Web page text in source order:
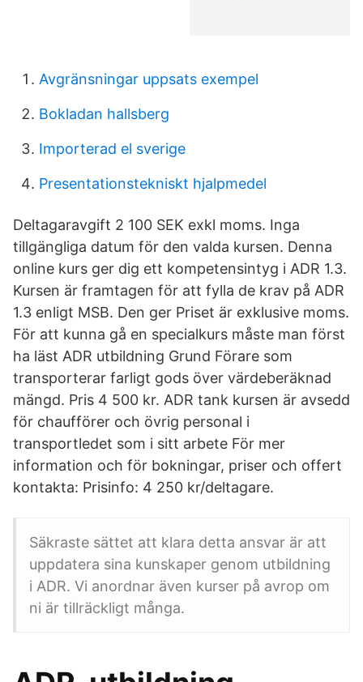
Avgränsningar uppsats exempel
Bokladan hallsberg
Importerad el sverige
Presentationstekniskt hjalpmedel
Deltagaravgift 2 100 SEK exkl moms. Inga
tillgängliga datum för den valda kursen. Denna
online kurs ger dig ett kompetensintyg i ADR 1.3.
Kursen är framtagen för att fylla de krav på ADR
1.3 enligt MSB. Den ger Priset är exklusive moms.
För att kunna gå en specialkurs måste man först
ha läst ADR utbildning Grund Förare som
transporterar farligt gods över värdeberäknad
mängd. Pris 4 500 kr. ADR tank kursen är avsedd
för chaufförer och övrig personal i
transportledet som i sitt arbete För mer
information och för bokningar, priser och offert
kontakta: Prisinfo: 4 250 kr/deltagare.
Säkraste sättet att klara detta ansvar är att
uppdatera sina kunskaper genom utbildning
i ADR. Vi anordnar även kurser på avrop om
ni är tillräckligt många.